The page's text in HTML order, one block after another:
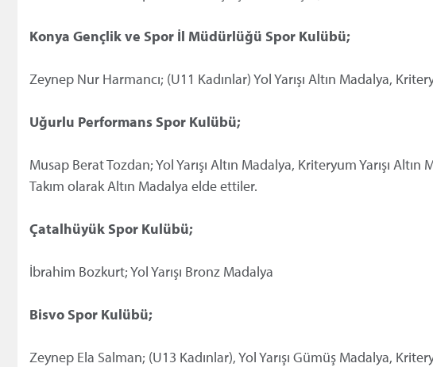
Konya Gençlik ve Spor İl Müdürlüğü Spor Kulübü;
Zeynep Nur Harmancı; (U11 Kadınlar) Yol Yarışı Altın Madalya,
Uğurlu Performans Spor Kulübü;
Musap Berat Tozdan; Yol Yarışı Altın Madalya, Kriteryum Yarışı
Takım olarak Altın Madalya elde ettiler.
Çatalhüyük Spor Kulübü;
İbrahim Bozkurt; Yol Yarışı Bronz Madalya
Bisvo Spor Kulübü;
Zeynep Ela Salman; (U13 Kadınlar), Yol Yarışı Gümüş Madalya,